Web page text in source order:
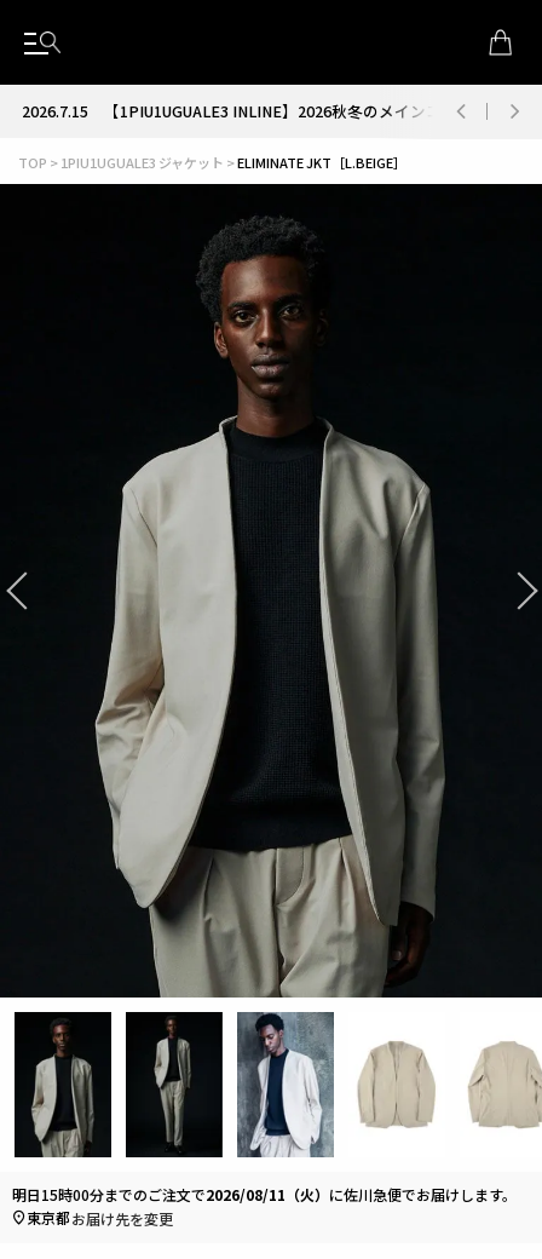
2026.7.15【1PIU1UGUALE3 INLINE】2026秋冬のメインコレクションが
TOP 1PIU1UGUALE3 ジャケット ELIMINATE JKT［L.BEIGE］
明日15時00分までのご注文で2026/08/11（火） に佐川急便でお届けします。
東京都お届け先を変更